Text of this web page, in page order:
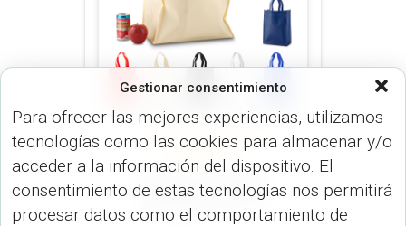
Gestionar consentimiento
Para ofrecer las mejores experiencias, utilizamos
tecnologías como las cookies para almacenar y/o
acceder a la información del dispositivo. El
consentimiento de estas tecnologías nos permitirá
procesar datos como el comportamiento de
BOLSOS (MALETINES Y
Bolsa en Cambrel
Shopper VA-971